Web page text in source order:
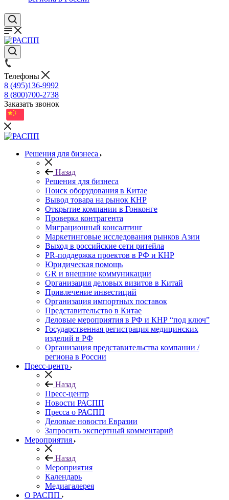
Телефоны
8 (495)136-9992
8 (800)700-2738
Заказать звонок
Решения для бизнеса
Назад
Решения для бизнеса
Поиск оборудования в Китае
Вывод товара на рынок КНР
Открытие компании в Гонконге
Проверка контрагента
Миграционный консалтинг
Маркетинговые исследования рынков Азии
Выход в российские сети ритейла
PR-поддержка проектов в РФ и КНР
Юридическая помощь
GR и внешние коммуникации
Организация деловых визитов в Китай
Привлечение инвестиций
Организация импортных поставок
Представительство в Китае
Деловые мероприятия в РФ и КНР “под ключ”
Государственная регистрация медицинских
изделий в РФ
Организация представительства компании /
региона в России
Пресс-центр
Назад
Пресс-центр
Новости РАСПП
Пресса о РАСПП
Деловые новости Евразии
Запросить экспертный комментарий
Мероприятия
Назад
Мероприятия
Календарь
Медиагалерея
О РАСПП